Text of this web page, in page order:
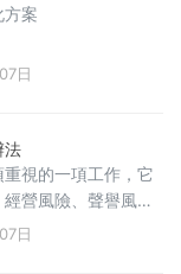
方案
日
法
視的一項工作，它
營風險、聲譽風險
效地進行合規管理
的焦點。本文將從
日